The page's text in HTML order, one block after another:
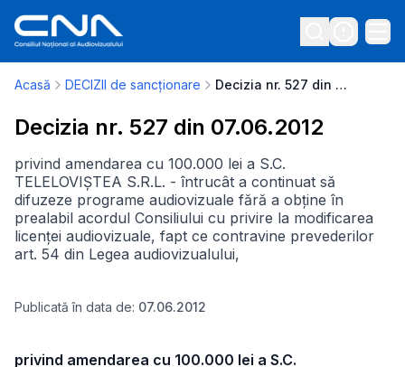
Acasă DECIZII de sancționare Decizia nr. 527 din 07.06.2012
Decizia nr. 527 din 07.06.2012
privind amendarea cu 100.000 lei a S.C.
TELELOVIȘTEA S.R.L. - întrucât a continuat să
difuzeze programe audiovizuale fără a obține în
prealabil acordul Consiliului cu privire la modificarea
licenței audiovizuale, fapt ce contravine prevederilor
art. 54 din Legea audiovizualului,
Publicată în data de: 07.06.2012
privind amendarea cu 100.000 lei a S.C.